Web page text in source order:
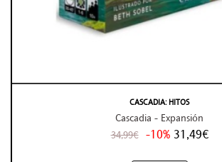
CASCADIA: HITOS
Cascadia - Expansión
34,99€ -10% 31,49€